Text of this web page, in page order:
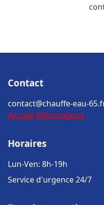
Contact
contact@chauffe-eau-
Accueil Informations
Horaires
Lun-Ven: 8h-19h
Service d'urgence 24/7